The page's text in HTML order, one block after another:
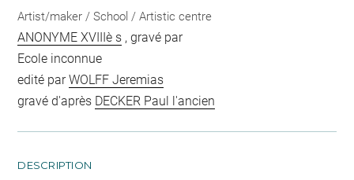
Artist/maker / School / Artistic centre
ANONYME XVIIIè s , gravé par
Ecole inconnue
edité parWOLFF Jeremias
gravé d'après DECKER Paul l'ancien
DESCRIPTION